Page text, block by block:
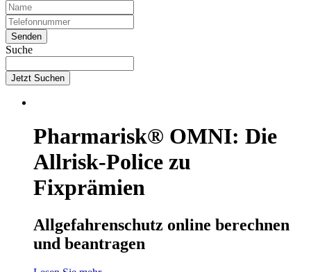
Suche
Jetzt Suchen
Pharmarisk® OMNI: Die
Allrisk-Police zu
Fixprämien
Allgefahrenschutz online berechnen
und beantragen